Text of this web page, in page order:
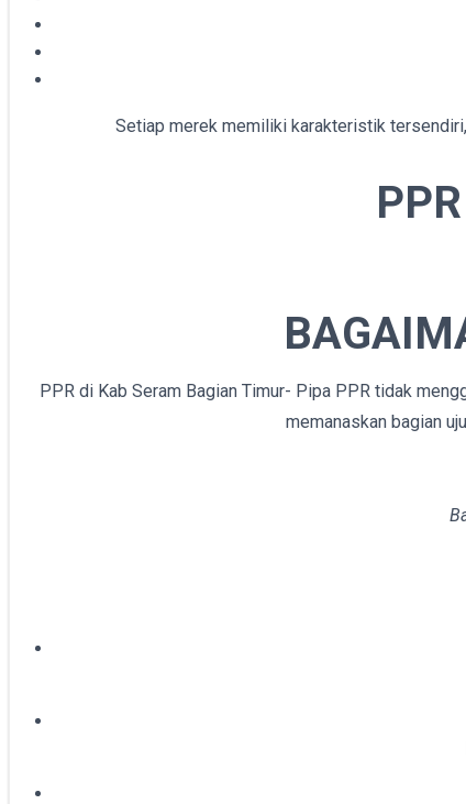
Setiap merek memiliki karakteristik
PPR di Kab Seram Bagian Timur- Pipa PPR tidak
memanaskan bagian